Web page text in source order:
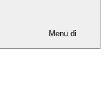
Menu di